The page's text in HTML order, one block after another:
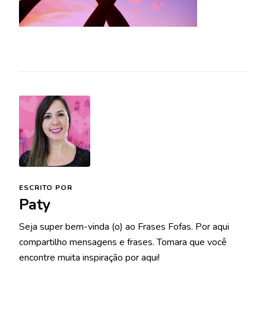
ESCRITO POR
Paty
Seja super bem-vinda (o) ao Frases Fofas. Por aqui
compartilho mensagens e frases. Tomara que você
encontre muita inspiração por aqui!